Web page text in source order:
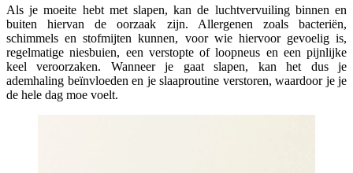
Als je moeite hebt met slapen, kan de luchtvervuiling binnen en
buiten hiervan de oorzaak zijn. Allergenen zoals bacteriën,
schimmels en stofmijten kunnen, voor wie hiervoor gevoelig is,
regelmatige niesbuien, een verstopte of loopneus en een pijnlijke
keel veroorzaken. Wanneer je gaat slapen, kan het dus je
ademhaling beïnvloeden en je slaaproutine verstoren, waardoor je je
de hele dag moe voelt.